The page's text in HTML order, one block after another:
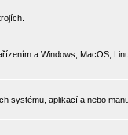
a Windows, MacOS,
systému, aplikací a nebo